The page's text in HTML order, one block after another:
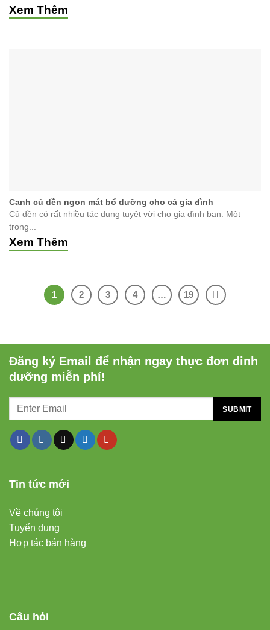
Xem Thêm
Canh củ dền ngon mát bổ dưỡng cho cả gia đình
Củ dền có rất nhiều tác dụng tuyệt vời cho gia đình bạn. Một
trong...
Xem Thêm
1 2 3 4 … 19
Đăng ký Email để nhận ngay thực đơn dinh
dưỡng miễn phí!
Tin tức mới
Về chúng tôi
Tuyển dụng
Hợp tác bán hàng
Câu hỏi